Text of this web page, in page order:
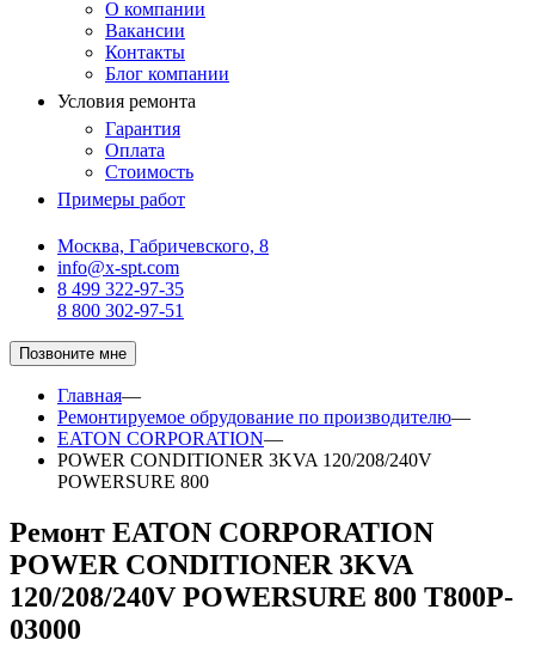
О компании
Вакансии
Контакты
Блог компании
Условия ремонта
Гарантия
Оплата
Стоимость
Примеры работ
Москва, Габричевского, 8
info@x-spt.com
8 499 322-97-35
8 800 302-97-51
Позвоните мне
Главная—
Ремонтируемое обрудование по производителю—
EATON CORPORATION—
POWER CONDITIONER 3KVA 120/208/240V
POWERSURE 800
Ремонт EATON CORPORATION
POWER CONDITIONER 3KVA
120/208/240V POWERSURE 800 T800P-
03000